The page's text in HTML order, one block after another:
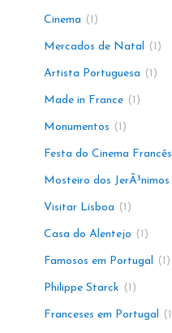
Cinema 1
Mercados de Natal 1
Artista Portuguesa 1
Made in France 1
Monumentos 1
Festa do Cinema Francês
Mosteiro dos JerÃ³nimos
Visitar Lisboa 1
Casa do Alentejo 1
Famosos em Portugal 1
Philippe Starck 1
Franceses em Portugal 1